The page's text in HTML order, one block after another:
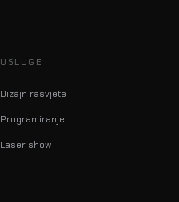
USLUGE
Dizajn rasvjete
Programiranje
Laser show